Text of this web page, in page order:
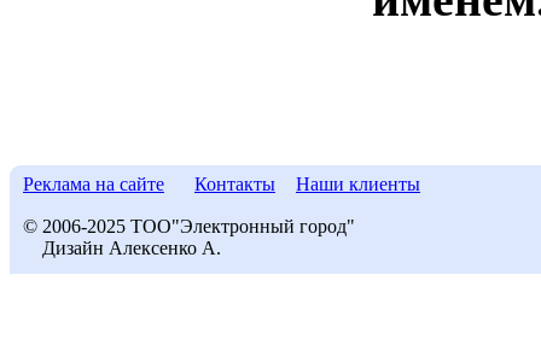
Реклама на сайте Контакты Наши клиенты
© 2006-2025 ТОО"Электронный город"
Дизайн Алексенко А.